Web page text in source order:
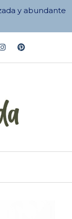
y abundante